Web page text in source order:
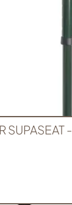
SUPASEAT -